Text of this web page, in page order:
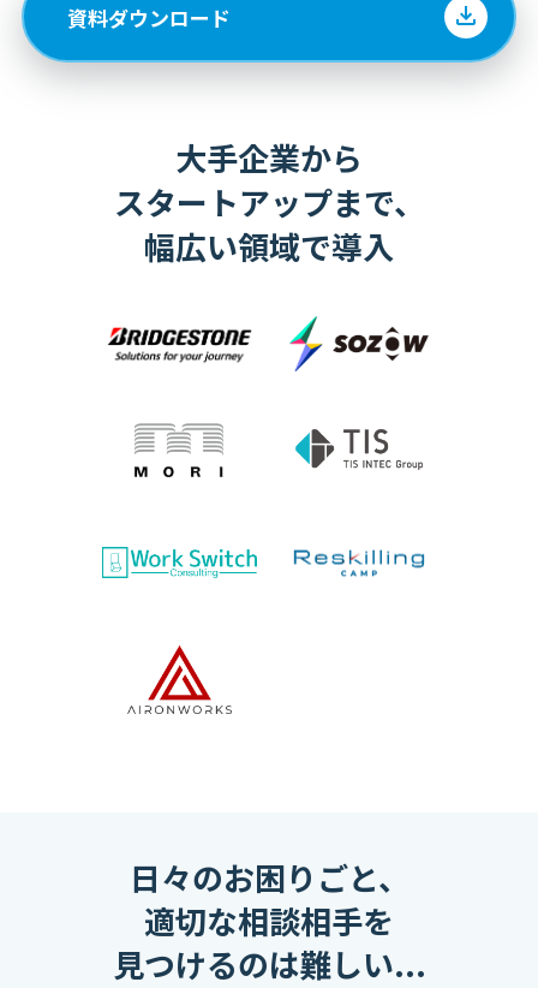
資料ダウンロード
大手企業から
スタートアップまで、
幅広い領域で導入
日々のお困りごと、
適切な相談相手を
見つけるのは難しい...